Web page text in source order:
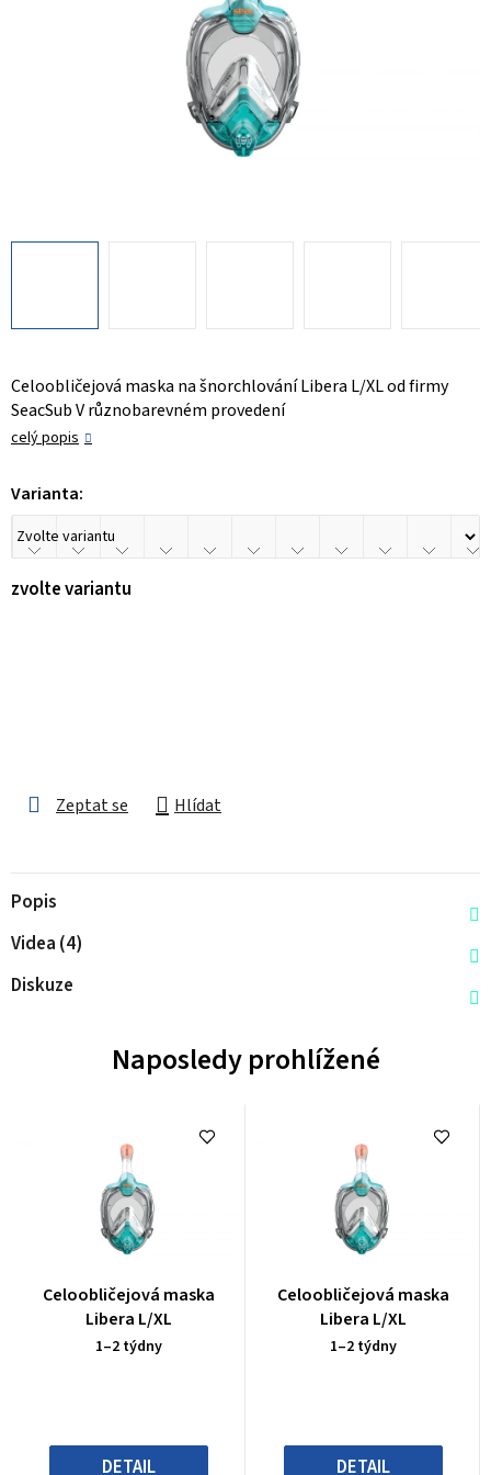
Celoobličejová maska na šnorchlování Libera L/XL od firmy
SeacSub V různobarevném provedení
celý popis
Varianta:
zvolte variantu
Zeptat se Hlídat
Popis
Videa (4)
Diskuze
Naposledy prohlížené
Průměrné
hodnocení
produktu
hvězdiček.
Celoobličejová maska
Libera L/XL
1–2 týdny
DETAIL
Průměrné
hodnocení
produktu
hvězdiček.
Celoobličejová maska
Libera L/XL
1–2 týdny
DETAIL